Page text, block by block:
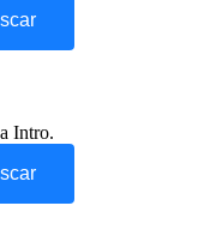
Intro.